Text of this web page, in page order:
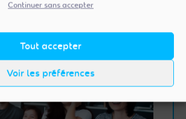
Continuer sans accepter
Tout accepter
Voir les préférences